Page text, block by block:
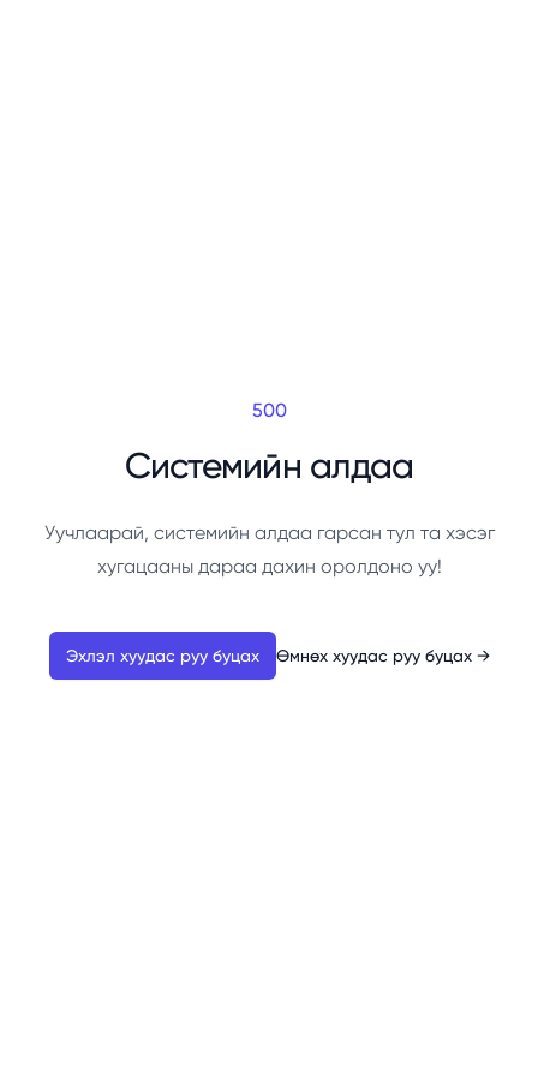
500
Системийн алдаа
Уучлаарай, системийн алдаа гарсан тул та хэсэг
хугацааны дараа дахин оролдоно уу!
Эхлэл хуудас руу буцах Өмнөх хуудас руу буцах →